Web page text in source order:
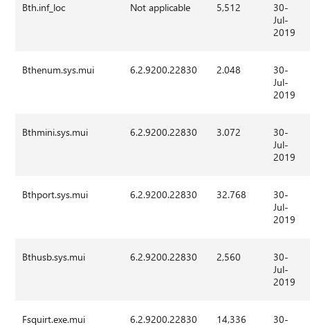
Bth.inf_loc Not applicable 5,512
30-
Jul-
2019
Bthenum.sys.mui 6.2.9200.22830 2.048
30-
Jul-
2019
Bthmini.sys.mui 6.2.9200.22830 3.072
30-
Jul-
2019
Bthport.sys.mui 6.2.9200.22830 32.768
30-
Jul-
2019
Bthusb.sys.mui 6.2.9200.22830 2,560
30-
Jul-
2019
Fsquirt.exe.mui 6.2.9200.22830 14,336
30-